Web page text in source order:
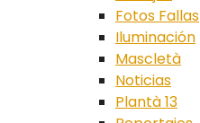
Fotos Fallas
Iluminación
Mascletà
Noticias
Plantà 13